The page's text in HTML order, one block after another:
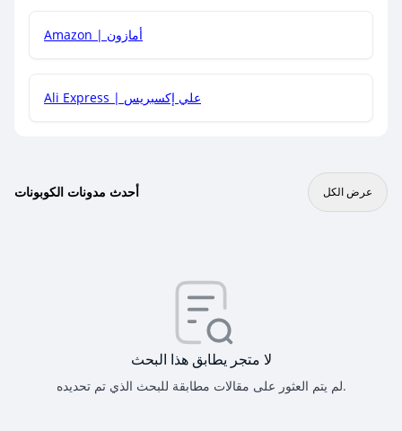
Amazon | أمازون
Ali Express | علي إكسبريس
أحدث مدونات الكوبونات عرض الكل
لا متجر يطابق هذا البحث
لم يتم العثور على مقالات مطابقة للبحث الذي تم تحديده.